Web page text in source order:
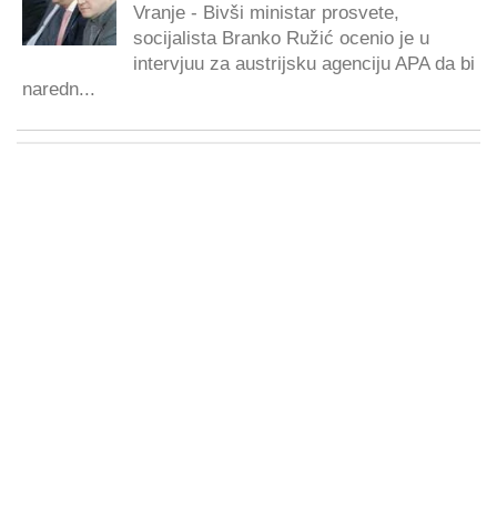
Vranje - Bivši ministar prosvete,
socijalista Branko Ružić ocenio je u
intervjuu za austrijsku agenciju APA da bi
naredn...